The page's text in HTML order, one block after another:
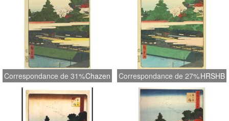
Correspondance de 31%Chazen Correspondance de 27%HRSHB